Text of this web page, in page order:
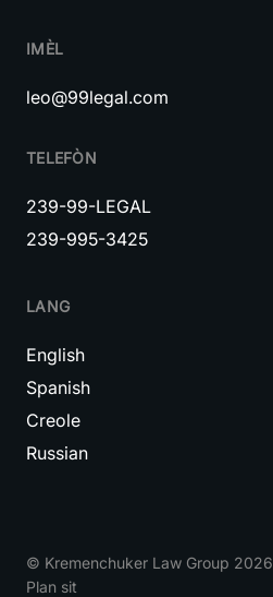
IMÈL
leo@99legal.com
TELEFÒN
239-99-LEGAL
239-995-3425
LANG
English
Spanish
Creole
Russian
© Kremenchuker Law Group 2026
Plan sit